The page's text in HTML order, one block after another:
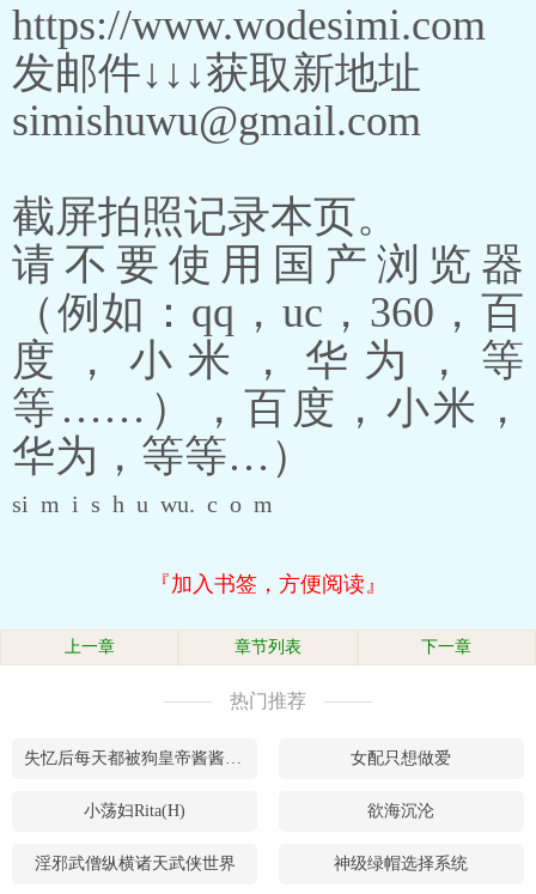
https://www.wodesimi.com
发邮件↓↓↓获取新地址
simishuwu@gmail.com
截屏拍照记录本页。
请不要使用国产浏览器
（例如：qq，uc，360，百
度，小米，华为，等
等……），百度，小米，
华为，等等…）
si m i s h u wu. c o m
『加入书签，方便阅读』
上一章 章节列表 下一章
热门推荐
失忆后每天都被狗皇帝酱酱酿酿（h） 女配只想做爱
小荡妇Rita(H) 欲海沉沦
淫邪武僧纵横诸天武侠世界 神级绿帽选择系统